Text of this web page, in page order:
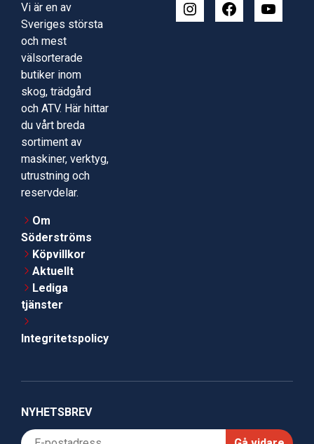
Vi är en av
Sveriges största
och mest
välsorterade
butiker inom
skog, trädgård
och ATV. Här hittar
du vårt breda
sortiment av
maskiner, verktyg,
utrustning och
reservdelar.
Om
Söderströms
Köpvillkor
Aktuellt
Lediga
tjänster
Integritetspolicy
NYHETSBREV